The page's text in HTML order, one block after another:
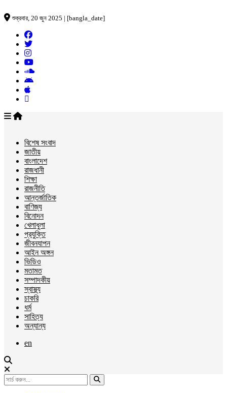
শুক্রবার, 20 জুন 2025 | [bangla_date]
বিশেষ সংবাদ
জাতীয়
বাংলাদেশ
রাজধানী
শিক্ষা
রাজনীতি
আন্তর্জাতিক
বাণিজ্য
বিনোদন
খেলাধুলা
প্রযুক্তি
জীবনযাপন
আইন অঙ্গন
ভিডিও
মতামত
সম্পাদকীয়
স্বাস্থ্য
চাকরি
ধর্ম
সাহিত্য
অন্যান্য
en